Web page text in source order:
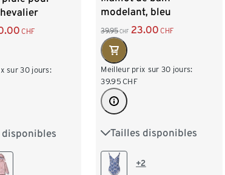
CHF
sur 30 jours:
disponibles
86/92
modelant, bleu
39.95 CHF 23.00 CHF
Meilleur prix sur 30 jours:
39.95 CHF
Tailles disponibles
38 40 42 44
46 48
+2